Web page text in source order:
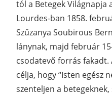
tól a Betegek Világnapja
Lourdes-ban 1858.
Szűzanya Soubirous
lánynak, majd február
csodatevő forrás fakadt.
célja, hogy “Isten egész
szenteljen a